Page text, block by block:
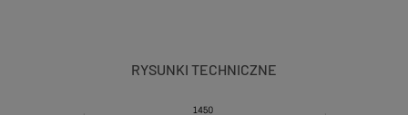
RYSUNKI TECHNICZNE